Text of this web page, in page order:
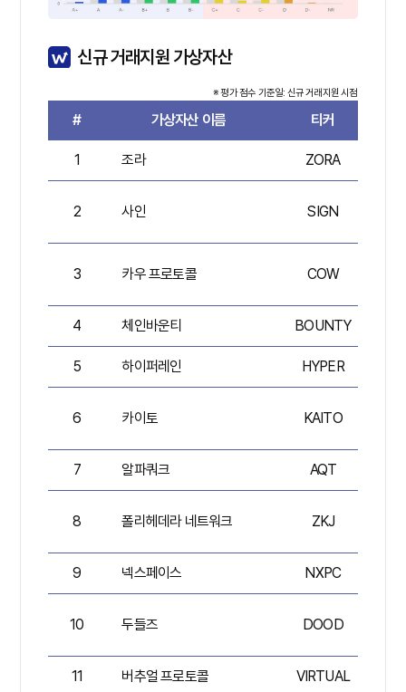
신규 거래지원 가상자산
※ 평가 점수 기준일: 신규 거래지원 시점
# 가상자산 이름 티커
1 조라 ZORA
2 사인 SIGN
3 카우 프로토콜 COW
4 체인바운티 BOUNTY
5 하이퍼레인 HYPER
6 카이토 KAITO
7 알파쿼크 AQT
8 폴리헤데라 네트워크 ZKJ
9 넥스페이스 NXPC
10 두들즈 DOOD
11 버추얼 프로토콜 VIRTUAL